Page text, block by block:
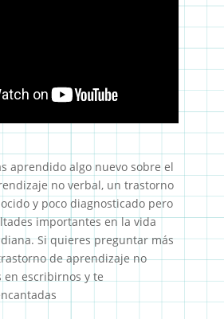
aprendido algo nuevo sobre el
no verbal, un trastorno
y poco diagnosticado pero
importantes en la vida
Si quieres preguntar más
de aprendizaje no
en escribirnos y te